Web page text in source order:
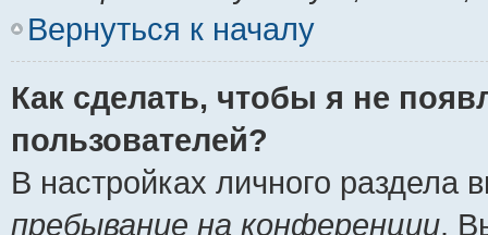
Вернуться к началу
Как сделать, чтобы я не
пользователей?
В настройках личного
пребывание на конференции.